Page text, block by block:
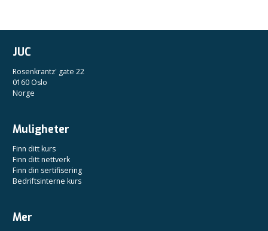
JUC
Rosenkrantz' gate 22
0160 Oslo
Norge
Muligheter
Finn ditt kurs
Finn ditt nettverk
Finn din sertifisering
Bedriftsinterne kurs
Mer